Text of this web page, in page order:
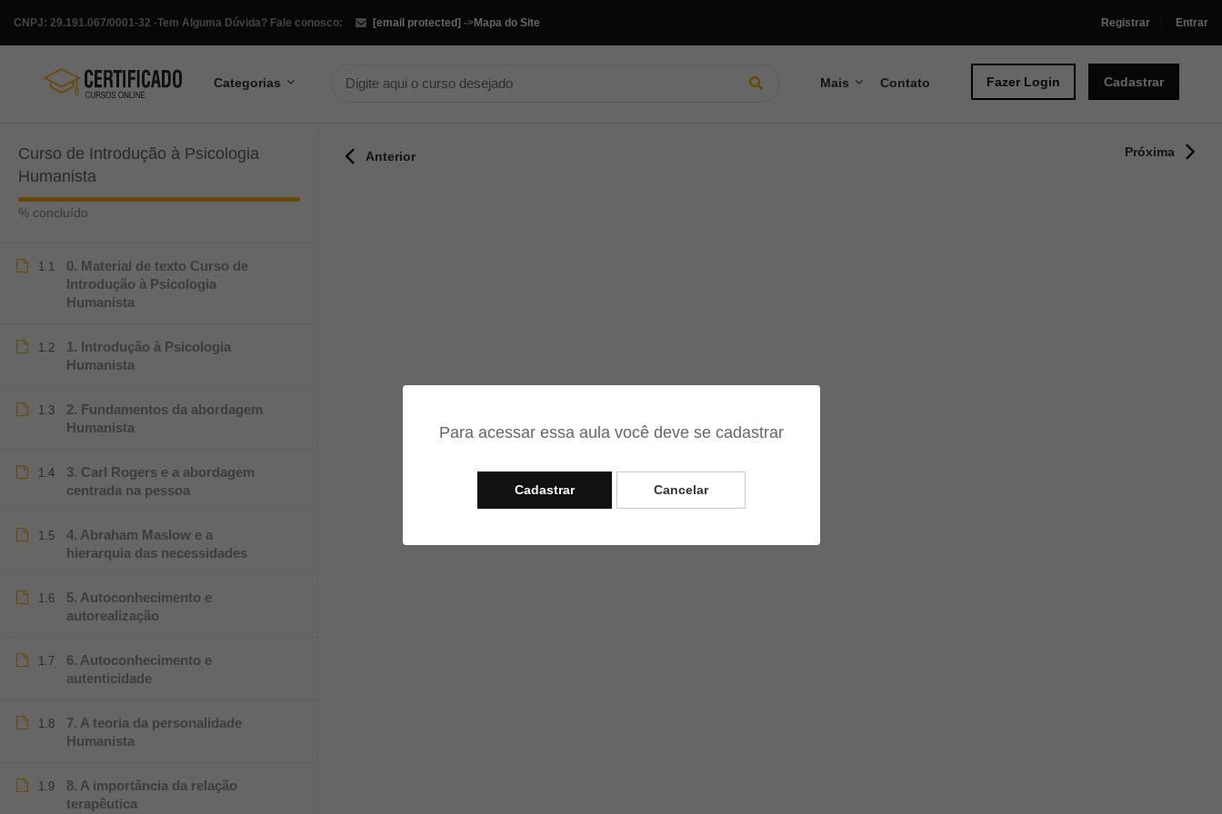
Para acessar essa aula você deve se cadastrar
Cadastrar Cancelar
Tem Alguma Dúvida? Fale conosco: [email protected]
CNPJ: 29.191.067/0001-32 - ->Mapa do Site Registrar Entrar
Categorias Mais Contato Fazer Login Cadastrar
Curso de Introdução à Psicologia
Humanista
% concluído
1.1
0. Material de texto Curso de
Introdução à Psicologia
Humanista
1.2
1. Introdução à Psicologia
Humanista
1.3
2. Fundamentos da abordagem
Humanista
1.4
3. Carl Rogers e a abordagem
centrada na pessoa
1.5
4. Abraham Maslow e a
hierarquia das necessidades
1.6
5. Autoconhecimento e
autorealização
1.7
6. Autoconhecimento e
autenticidade
1.8
7. A teoria da personalidade
Humanista
1.9
8. A importância da relação
terapêutica
Anterior Próxima